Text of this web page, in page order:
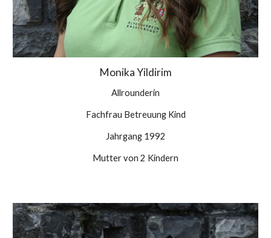
Monika Yildirim
Allrounderin
Fachfrau Betreuung Kind
Jahrgang 1992
Mutter von 2 Kindern